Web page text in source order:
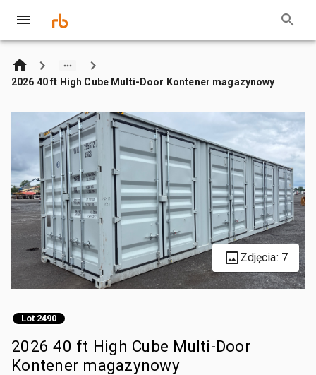
2026 40 ft High Cube Multi-Door Kontener magazynowy
Zdjęcia: 7
Lot 2490
2026 40 ft High Cube Multi-Door
Kontener magazynowy